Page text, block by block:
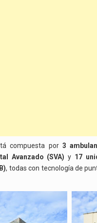
compuesta por 3
Avanzado (SVA) y 17
, todas con tecnología de